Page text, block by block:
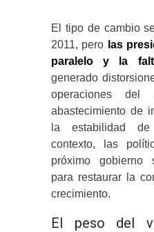
El tipo de cambio
2011, pero las
paralelo y la
generado
operaciones del
abastecimiento de
la estabilidad
contexto, las
próximo gobierno
para restaurar la
crecimiento.
El peso del